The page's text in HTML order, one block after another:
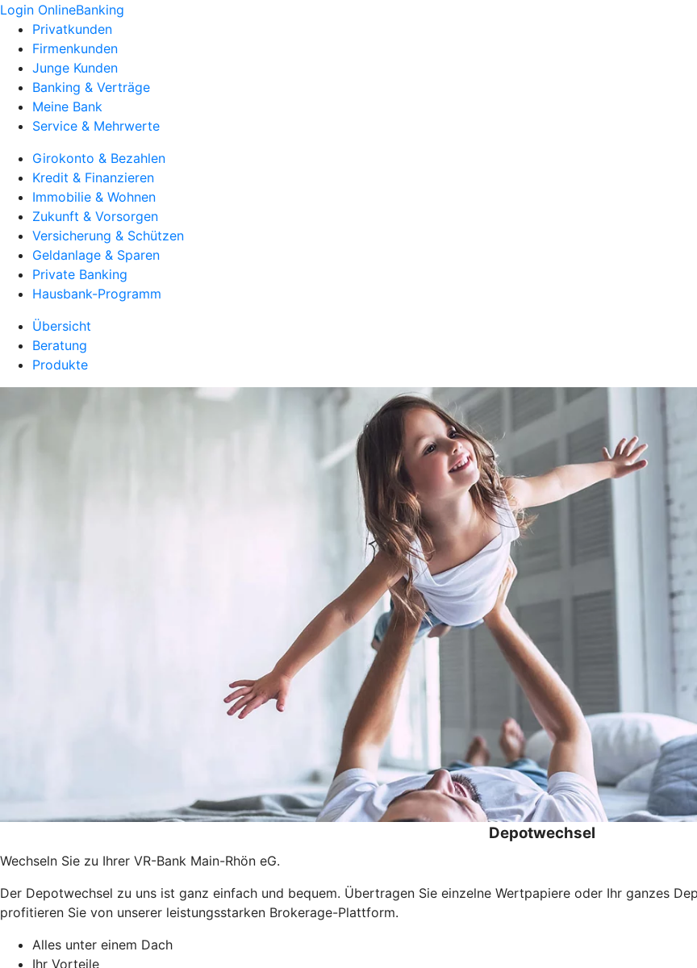
Login OnlineBanking
Privatkunden
Firmenkunden
Junge Kunden
Banking & Verträge
Meine Bank
Service & Mehrwerte
Girokonto & Bezahlen
Kredit & Finanzieren
Immobilie & Wohnen
Zukunft & Vorsorgen
Versicherung & Schützen
Geldanlage & Sparen
Private Banking
Hausbank-Programm
Übersicht
Beratung
Produkte
Depotwechsel
Wechseln Sie zu Ihrer VR-Bank Main-Rhön eG.
Der Depotwechsel zu uns ist ganz einfach und bequem. Übertragen Sie einzelne Wertpapiere oder Ihr ganzes
profitieren Sie von unserer leistungsstarken Brokerage-Plattform.
Alles unter einem Dach
Ihr Vorteile